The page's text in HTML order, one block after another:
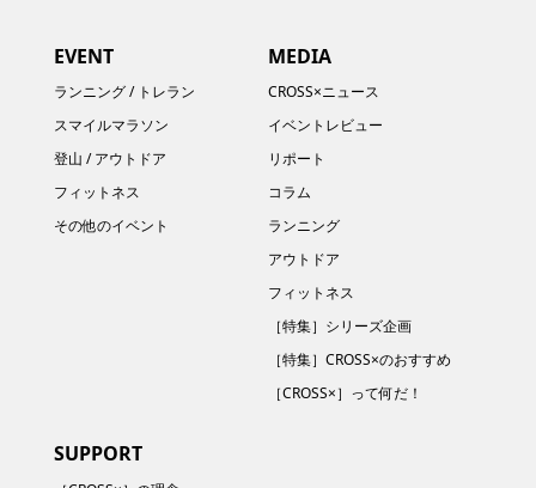
EVENT
ランニング / トレラン
スマイルマラソン
登山 / アウトドア
フィットネス
その他のイベント
MEDIA
CROSS×ニュース
イベントレビュー
リポート
コラム
ランニング
アウトドア
フィットネス
［特集］シリーズ企画
［特集］CROSS×のおすすめ
［CROSS×］って何だ！
SUPPORT